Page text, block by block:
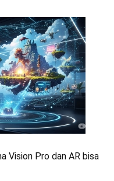
Vision Pro dan AR bisa